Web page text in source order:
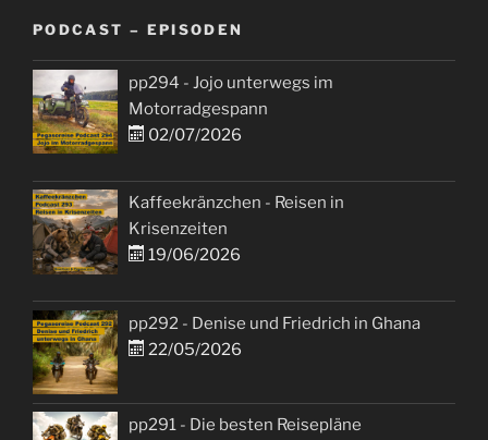
PODCAST – EPISODEN
pp294 - Jojo unterwegs im
Motorradgespann
02/07/2026
Kaffeekränzchen - Reisen in
Krisenzeiten
19/06/2026
pp292 - Denise und Friedrich in Ghana
22/05/2026
pp291 - Die besten Reisepläne